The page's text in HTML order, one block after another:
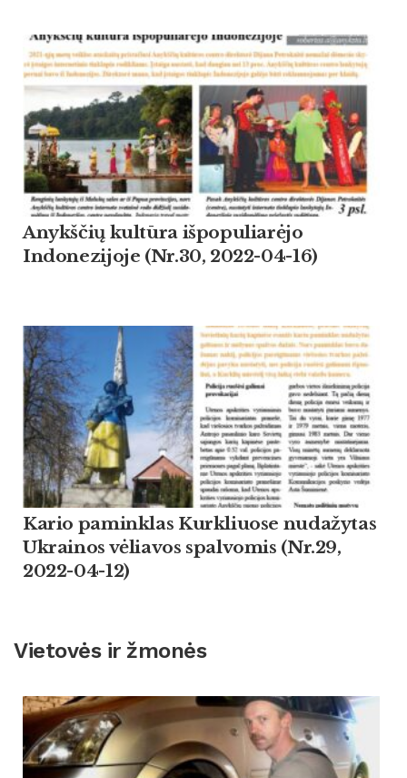
Anykščių kultūra išpopuliarėjo
Indonezijoje (Nr.30, 2022-04-16)
Kario paminklas Kurkliuose nudažytas
Ukrainos vėliavos spalvomis (Nr.29,
2022-04-12)
Vietovės ir žmonės